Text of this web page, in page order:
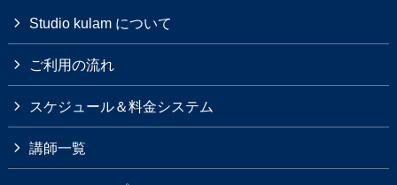
Studio kulam について
ご利用の流れ
スケジュール＆料金システム
講師一覧